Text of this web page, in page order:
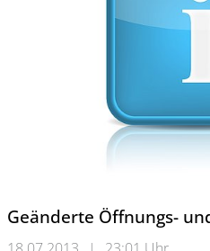
Geänderte Öffnungs-